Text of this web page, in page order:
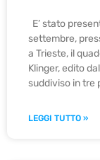
E’ stato
settembre,
a Trieste, il
Klinger, edito
suddiviso in tre
LEGGI TUTTO »